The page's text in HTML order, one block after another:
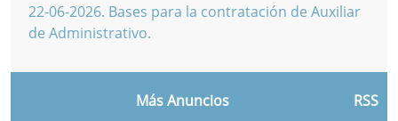
22-06-2026. Bases para la contratación de Auxiliar
de Administrativo.
Más Anuncios RSS